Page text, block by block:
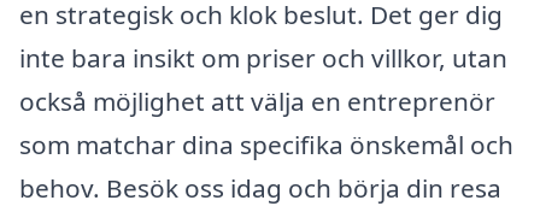
en strategisk och klok beslut. Det ger dig
inte bara insikt om priser och villkor, utan
också möjlighet att välja en entreprenör
som matchar dina specifika önskemål och
behov. Besök oss idag och börja din resa